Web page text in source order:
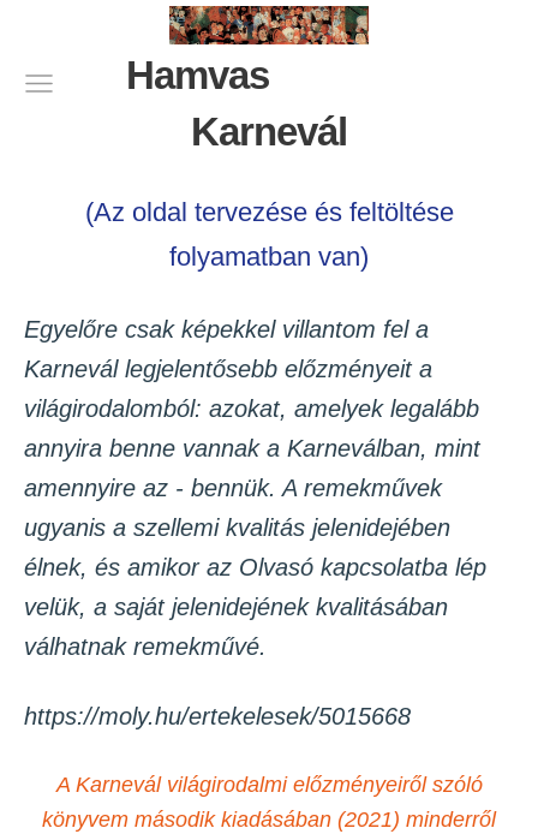
Hamvas
Karnevál
(Az oldal tervezése és feltöltése
folyamatban van)
Egyelőre csak képekkel villantom fel a
Karnevál legjelentősebb előzményeit a
világirodalomból: azokat, amelyek legalább
annyira benne vannak a Karneválban, mint
amennyire az - bennük. A remekművek
ugyanis a szellemi kvalitás jelenidejében
élnek, és amikor az Olvasó kapcsolatba lép
velük, a saját jelenidejének kvalitásában
válhatnak remekművé.
https://moly.hu/ertekelesek/5015668
A Karnevál világirodalmi előzményeiről szóló
könyvem második kiadásában (2021) minderről